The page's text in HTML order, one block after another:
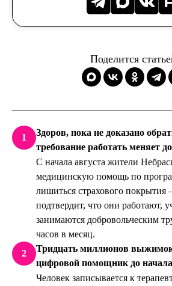
Поделится
1
Здоров, пока не доказано
требование работать меняет
С начала августа жители
медицинскую помощь по
лишиться страхового
подтвердит, что они работают,
занимаются добровольческим
часов в месяц.
2
Тридцать миллионов
цифровой помощник до
Человек записывается к